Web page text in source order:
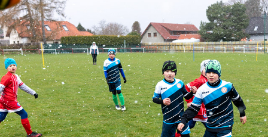
Fotbalový  zápas v Louňovicích
2022